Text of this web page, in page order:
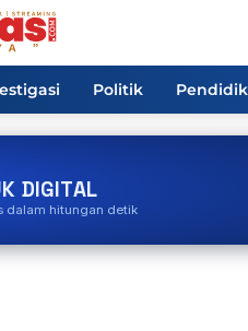
Politik
DIGITAL
dalam hitungan detik